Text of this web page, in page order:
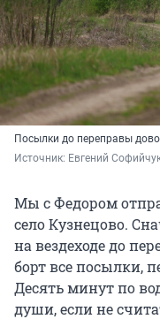
Посылки до переправы
Источник: Евгений
Мы с Федором
село Кузнецово.
на вездеходе до
борт все посылки,
Десять минут по
души, если не